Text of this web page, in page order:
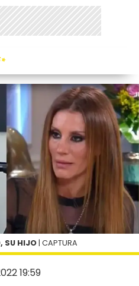
19:59
SU HIJO | CAPTURA